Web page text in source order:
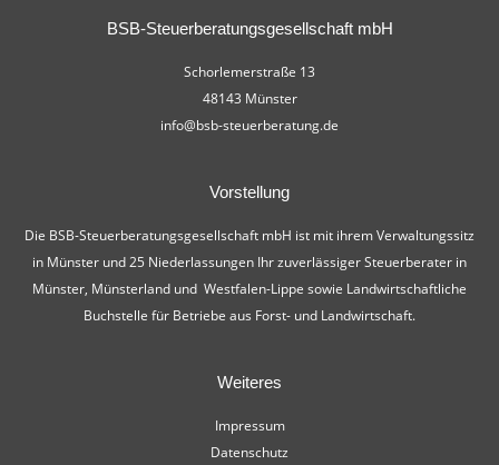
BSB-Steuerberatungsgesellschaft mbH
Schorlemerstraße 13
48143 Münster
info@bsb-steuerberatung.de
Vorstellung
Die BSB-Steuerberatungsgesellschaft mbH ist mit ihrem Verwaltungssitz
in Münster und 25 Niederlassungen Ihr zuverlässiger Steuerberater in
Münster, Münsterland und Westfalen-Lippe sowie Landwirtschaftliche
Buchstelle für Betriebe aus Forst- und Landwirtschaft.
Weiteres
Impressum
Datenschutz